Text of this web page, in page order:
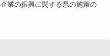
業の振興に関する県の施策の